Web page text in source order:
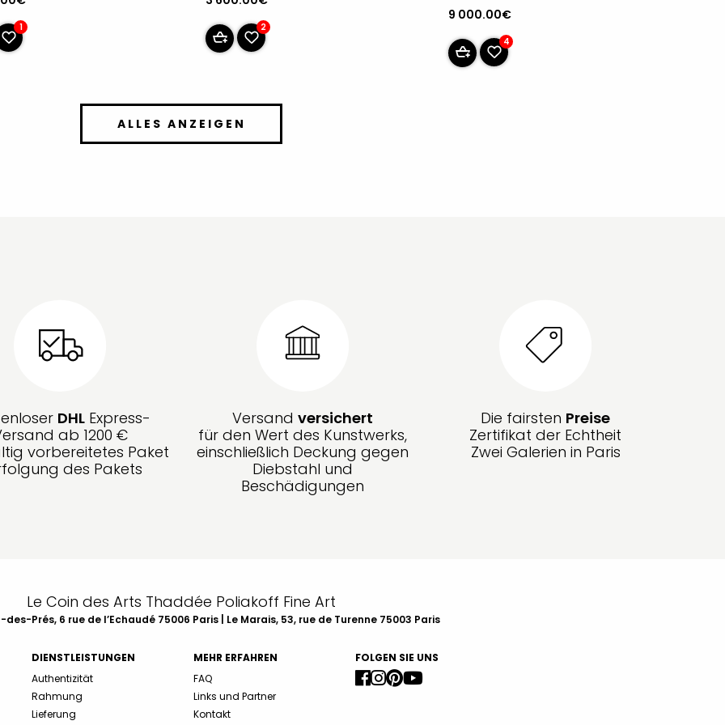
1 2
9 000.00€
4
ALLES ANZEIGEN
DHL Express-
ab 1200 €
vorbereitetes Paket
des Pakets
Versand versichert
für den Wert des Kunstwerks,
einschließlich Deckung gegen
Diebstahl und
Beschädigungen
Die fairsten Preise
Zertifikat der Echtheit
Zwei Galerien in Paris
Le Coin des Arts Thaddée Poliakoff Fine Art
Prés, 6 rue de l’Echaudé 75006 Paris | Le Marais, 53, rue de Turenne 75003 Paris
DIENSTLEISTUNGEN
Authentizität
Rahmung
Lieferung
MEHR ERFAHREN
FAQ
Links und Partner
Kontakt
FOLGEN SIE UNS